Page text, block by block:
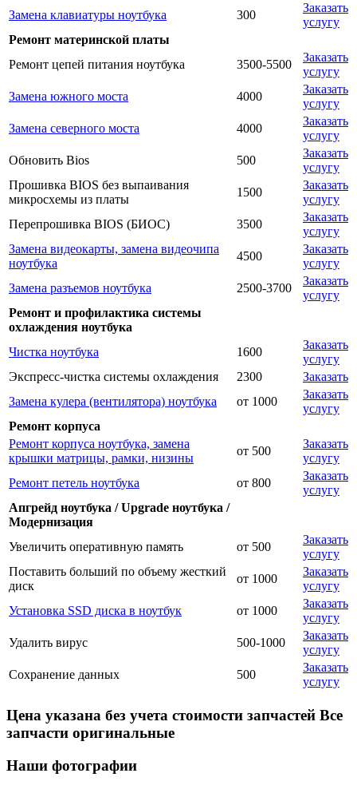
Замена клавиатуры ноутбука
300
Заказать
услугу
Ремонт материнской платы
Ремонт цепей питания ноутбука
3500-5500
Заказать
услугу
Замена южного моста
4000
Заказать
услугу
Замена северного моста
4000
Заказать
услугу
Обновить Bios
500
Заказать
услугу
Прошивка BIOS без выпаивания
микросхемы из платы
1500
Заказать
услугу
Перепрошивка BIOS (БИОС)
3500
Заказать
услугу
Замена видеокарты, замена видеочипа
ноутбука
4500
Заказать
услугу
Замена разъемов ноутбука
2500-3700
Заказать
услугу
Ремонт и профилактика системы
охлаждения ноутбука
Чистка ноутбука
1600
Заказать
услугу
Экспресс-чистка системы охлаждения
2300
Заказать
Замена кулера (вентилятора) ноутбука
от 1000
Заказать
услугу
Ремонт корпуса
Ремонт корпуса ноутбука, замена
крышки матрицы, рамки, низины
от 500
Заказать
услугу
Ремонт петель ноутбука
от 800
Заказать
услугу
Апгрейд ноутбука / Upgrade ноутбука /
Модернизация
Увеличить оперативную память
от 500
Заказать
услугу
Поставить больший по объему жесткий
диск
от 1000
Заказать
услугу
Установка SSD диска в ноутбук
от 1000
Заказать
услугу
Удалить вирус
500-1000
Заказать
услугу
Сохранение данных
500
Заказать
услугу
Цена указана без учета стоимости запчастей Все
запчасти оригинальные
Наши фотографии